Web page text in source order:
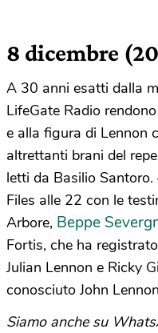
8 dicembre
A 30 anni esatti dalla
LifeGate Radio
e alla figura di Lennon
altrettanti brani del
letti da Basilio
Files alle 22 con le
Arbore, Beppe
Fortis, che ha
Julian Lennon e Ricky
conosciuto John
Siamo anche su